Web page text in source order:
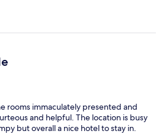
rooms immaculately presented and
and helpful. The location is busy
but overall a nice hotel to stay in.